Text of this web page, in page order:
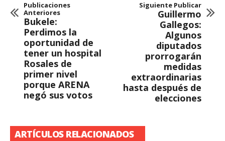
Publicaciones
Anteriores
Bukele:
Perdimos la
oportunidad de
tener un hospital
Rosales de
primer nivel
porque ARENA
negó sus votos
Siguiente Publicar
Guillermo
Gallegos:
Algunos
diputados
prorrogarán
medidas
extraordinarias
hasta después de
elecciones
ARTÍCULOS RELACIONADOS